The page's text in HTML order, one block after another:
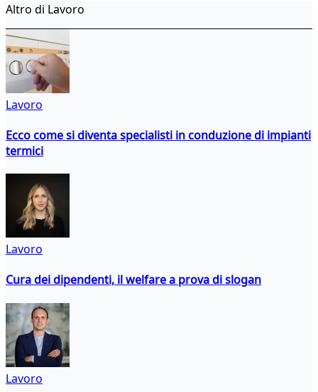
Altro di Lavoro
Lavoro
Ecco come si diventa specialisti in conduzione di impianti
termici
Lavoro
Cura dei dipendenti, il welfare a prova di slogan
Lavoro